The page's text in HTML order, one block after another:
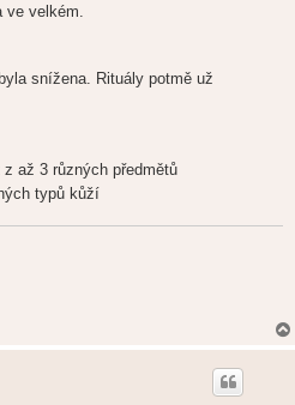
velkém.
snížena. Rituály potmě už
až 3 různých předmětů
typů kůží